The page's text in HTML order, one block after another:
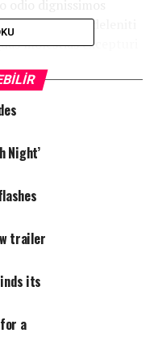
voluptatum deleniti
molestias excepturi
animi, id est
qui in ea
consequatur,
voluptas nulla
officiis debitis aut
ut et voluptates
delectus, ut aut
consequatur aut
Night’
trailer
its
a